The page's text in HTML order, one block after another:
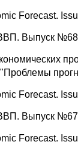
Forecast.
ВВП. Выпуск
"Проблемы
Forecast.
ВВП. Выпуск
Forecast.